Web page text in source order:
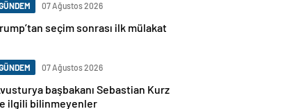
07 Ağustos 2026
seçim sonrası ilk mülakat
07 Ağustos 2026
başbakanı Sebastian Kurz
ilgili bilinmeyenler